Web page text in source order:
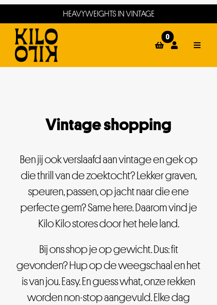
Ga
inhoud
HEAVYWEIGHTS IN VINTAGE
0
Toggle
about
Vintage shopping
Ben jij ook verslaafd aan vintage en gek op
die thrill van de zoektocht? Lekker graven,
speuren, passen, op jacht naar die ene
perfecte gem? Same here. Daarom vind je
Kilo Kilo stores door het hele land.
Bij ons shop je op gewicht. Dus: fit
gevonden? Hup op de weegschaal en het
is van jou. Easy. En guess what, onze rekken
worden non-stop aangevuld. Elke dag